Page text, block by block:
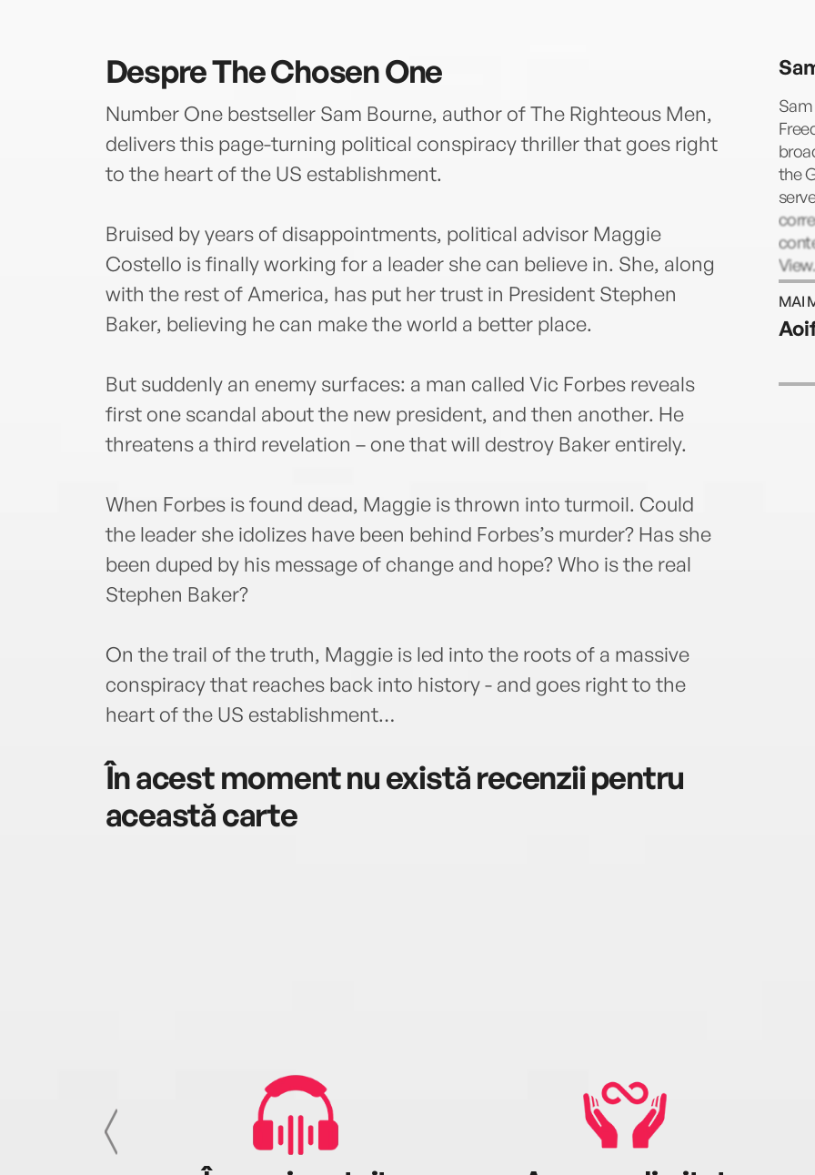
DespreThe Chosen One
Number One bestseller Sam Bourne, author of The Righteous Men,
delivers this page-turning political conspiracy thriller that goes right
to the heart of the US establishment.
Bruised by years of disappointments, political advisor Maggie
Costello is finally working for a leader she can believe in. She, along
with the rest of America, has put her trust in President Stephen
Baker, believing he can make the world a better place.
But suddenly an enemy surfaces: a man called Vic Forbes reveals
first one scandal about the new president, and then another. He
threatens a third revelation – one that will destroy Baker entirely.
When Forbes is found dead, Maggie is thrown into turmoil. Could
the leader she idolizes have been behind Forbes’s murder? Has she
been duped by his message of change and hope? Who is the real
Stephen Baker?
On the trail of the truth, Maggie is led into the roots of a massive
conspiracy that reaches back into history - and goes right to the
heart of the US establishment…
În acest moment nu există recenzii pentru
această carte
the
MAI